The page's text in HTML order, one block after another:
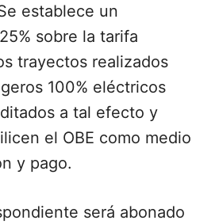
establece un
sobre la tarifa
trayectos realizados
100% eléctricos
a tal efecto y
el OBE como medio
y pago.
será abonado